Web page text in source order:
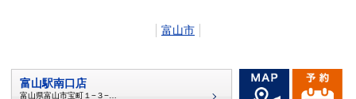
富山市
富山駅南口店